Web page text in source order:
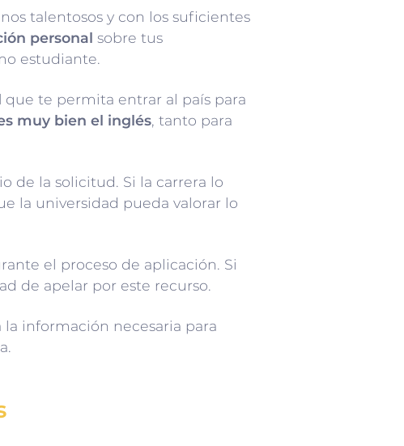
talentosos y con los suficientes
personal sobre tus
estudiante.
que te permita entrar al país para
muy bien el inglés, tanto para
de la solicitud. Si la carrera lo
la universidad pueda valorar lo
el proceso de aplicación. Si
de apelar por este recurso.
la información necesaria para